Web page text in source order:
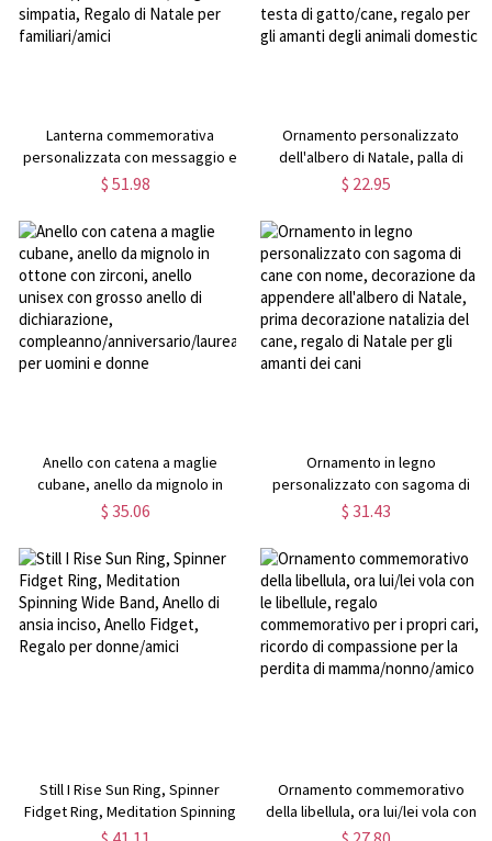
Lanterna commemorativa
personalizzata con messaggio e
foto, Lanterna commemorativa
familiari/persone care, Regalo di
simpatia, Regalo di Natale per
familiari/amici
$ 51.98
Ornamento personalizzato
dell'albero di Natale, palla di
Natale, decorazioni natalizie in
decorazioni natalizie a forma di
testa di gatto/cane, regalo per
gli amanti degli animali domestici
$ 22.95
Anello con catena a maglie
cubane, anello da mignolo in
ottone con zirconi, anello unisex
dichiarazione,
compleanno/anniversario/laurea/regalo
per uomini e donne
$ 35.06
Ornamento in legno
personalizzato con sagoma di
cane con nome, decorazione da
prima decorazione natalizia del
cane, regalo di Natale per gli
amanti dei cani
$ 31.43
Still I Rise Sun Ring, Spinner
Fidget Ring, Meditation Spinning
Wide Band, Anello di ansia inciso,
Ornamento commemorativo
della libellula, ora lui/lei vola con
le libellule, regalo